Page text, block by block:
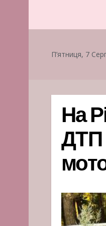
П’ятниця, 7
На
ДТП